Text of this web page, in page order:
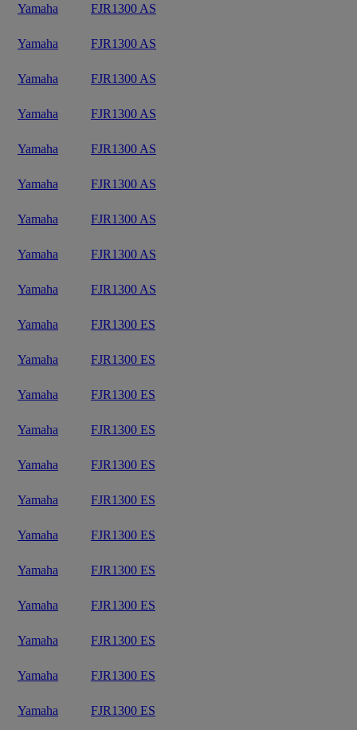
Yamaha FJR1300 AS
Yamaha FJR1300 AS
Yamaha FJR1300 AS
Yamaha FJR1300 AS
Yamaha FJR1300 AS
Yamaha FJR1300 AS
Yamaha FJR1300 AS
Yamaha FJR1300 AS
Yamaha FJR1300 AS
Yamaha FJR1300 ES
Yamaha FJR1300 ES
Yamaha FJR1300 ES
Yamaha FJR1300 ES
Yamaha FJR1300 ES
Yamaha FJR1300 ES
Yamaha FJR1300 ES
Yamaha FJR1300 ES
Yamaha FJR1300 ES
Yamaha FJR1300 ES
Yamaha FJR1300 ES
Yamaha FJR1300 ES